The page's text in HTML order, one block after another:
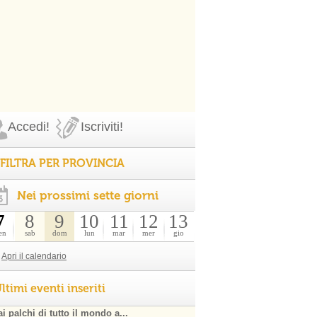
Accedi! Iscriviti!
FILTRA PER PROVINCIA
Nei prossimi sette giorni
8
sab
9
dom
10
lun
11
mar
12
mer
13
gio
Apri il calendario
eventi inseriti
palchi di tutto il mondo a...